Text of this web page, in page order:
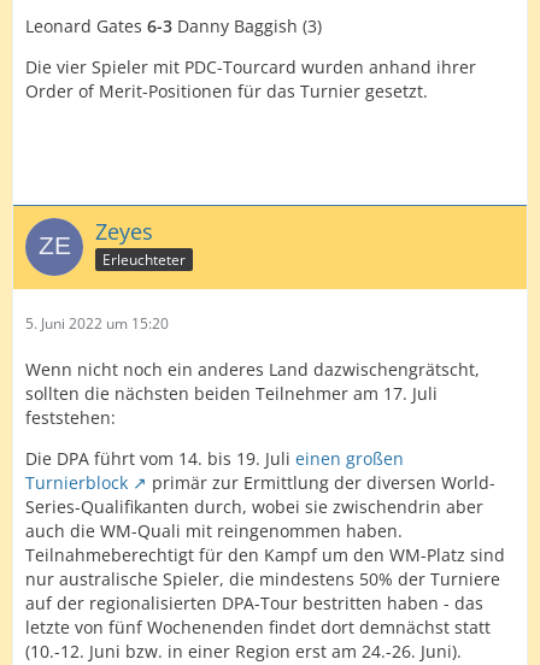
Leonard Gates 6-3 Danny Baggish (3)
Die vier Spieler mit PDC-Tourcard wurden anhand ihrer
Order of Merit-Positionen für das Turnier gesetzt.
Zeyes
Erleuchteter
5. Juni 2022 um 15:20
Wenn nicht noch ein anderes Land dazwischengrätscht,
sollten die nächsten beiden Teilnehmer am 17. Juli
feststehen:
Die DPA führt vom 14. bis 19. Juli einen großen
Turnierblock
primär zur Ermittlung der diversen World-
Series-Qualifikanten durch, wobei sie zwischendrin aber
auch die WM-Quali mit reingenommen haben.
Teilnahmeberechtigt für den Kampf um den WM-Platz sind
nur australische Spieler, die mindestens 50% der Turniere
auf der regionalisierten DPA-Tour bestritten haben - das
letzte von fünf Wochenenden findet dort demnächst statt
(10.-12. Juni bzw. in einer Region erst am 24.-26. Juni).